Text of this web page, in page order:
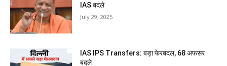
IAS बदले
July 29, 2025
IAS IPS Transfers: बड़ा फेरबदल, 68 अफसर
बदले